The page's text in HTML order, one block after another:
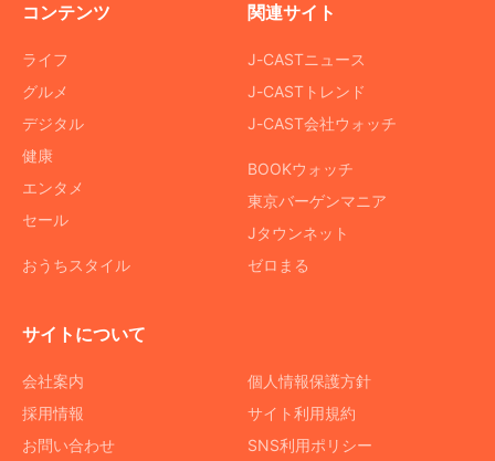
コンテンツ
ライフ
グルメ
デジタル
健康
エンタメ
セール
おうちスタイル
関連サイト
J-CASTニュース
J-CASTトレンド
J-CAST会社ウォッチ
BOOKウォッチ
東京バーゲンマニア
Jタウンネット
ゼロまる
サイトについて
会社案内
採用情報
お問い合わせ
個人情報保護方針
サイト利用規約
SNS利用ポリシー